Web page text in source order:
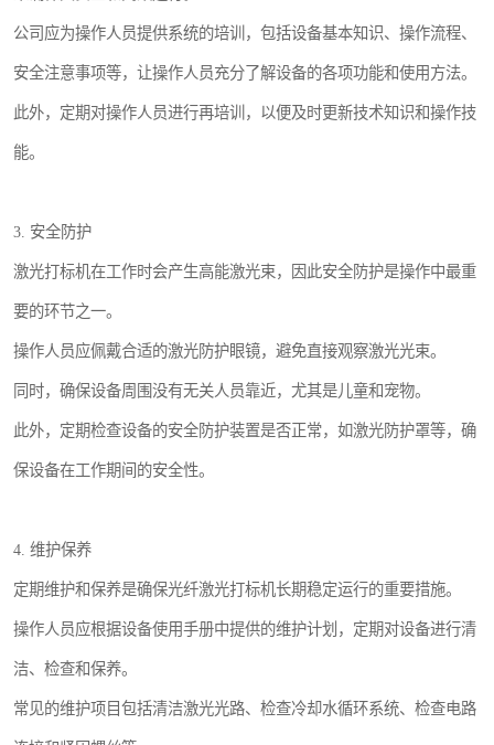
公司应为操作人员提供系统的培训，包括设备基本知识、操作流程、
安全注意事项等，让操作人员充分了解设备的各项功能和使用方法。
此外，定期对操作人员进行再培训，以便及时更新技术知识和操作技
能。
3. 安全防护
激光打标机在工作时会产生高能激光束，因此安全防护是操作中最重
要的环节之一。
操作人员应佩戴合适的激光防护眼镜，避免直接观察激光光束。
同时，确保设备周围没有无关人员靠近，尤其是儿童和宠物。
此外，定期检查设备的安全防护装置是否正常，如激光防护罩等，确
保设备在工作期间的安全性。
4. 维护保养
定期维护和保养是确保光纤激光打标机长期稳定运行的重要措施。
操作人员应根据设备使用手册中提供的维护计划，定期对设备进行清
洁、检查和保养。
常见的维护项目包括清洁激光光路、检查冷却水循环系统、检查电路